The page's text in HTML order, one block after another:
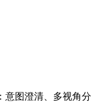
意图澄清、多视角分